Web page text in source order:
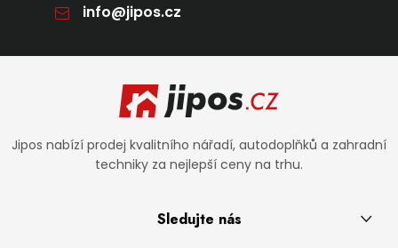
info@jipos.cz
Jipos nabízí prodej kvalitního nářadí, autodoplňků a zahradní
techniky za nejlepší ceny na trhu.
Sledujte nás